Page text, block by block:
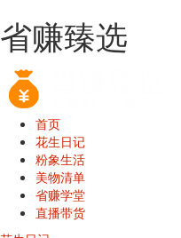
省赚臻选
首页
花生日记
粉象生活
美物清单
省赚学堂
直播带货